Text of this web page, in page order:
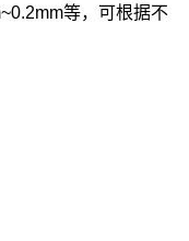
等，可根据不